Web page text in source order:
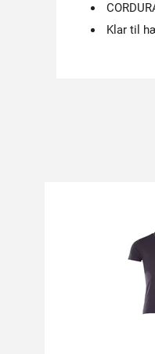
Klar til